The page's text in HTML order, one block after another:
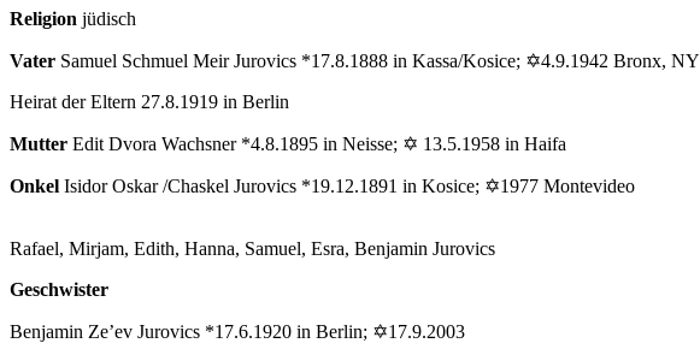
Religion jüdisch
Vater Samuel Schmuel Meir Jurovics *17.8.1888 in Kassa/Kosice; ✡4.9.1942 Bronx, NY
Heirat der Eltern 27.8.1919 in Berlin
Mutter Edit Dvora Wachsner *4.8.1895 in Neisse; ✡ 13.5.1958 in Haifa
Onkel Isidor Oskar /Chaskel Jurovics *19.12.1891 in Kosice; ✡1977 Montevideo
Rafael, Mirjam, Edith, Hanna, Samuel, Esra, Benjamin Jurovics
Geschwister
Benjamin Ze’ev Jurovics *17.6.1920 in Berlin; ✡17.9.2003